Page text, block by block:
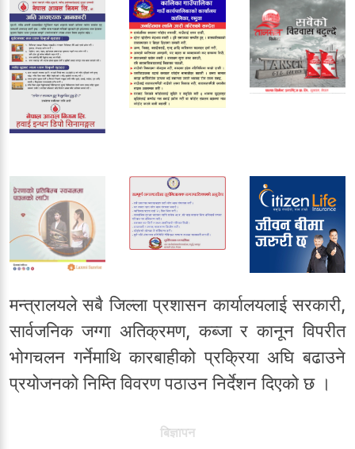
मन्त्रालयले सबै जिल्ला प्रशासन कार्यालयलाई सरकारी,
सार्वजनिक जग्गा अतिक्रमण, कब्जा र कानून विपरीत
भोगचलन गर्नेमाथि कारबाहीको प्रक्रिया अघि बढाउने
प्रयोजनको निम्ति विवरण पठाउन निर्देशन दिएको छ ।
बिज्ञापन